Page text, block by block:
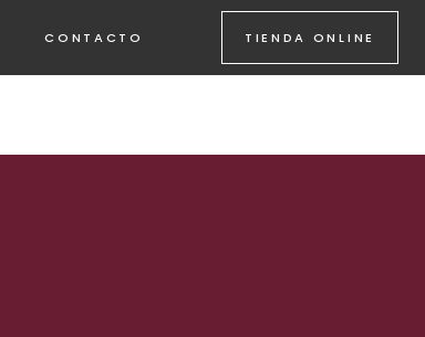
CONTACTO TIENDA ONLINE